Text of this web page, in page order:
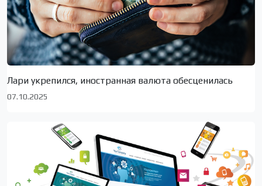
Лари укрепился, иностранная валюта обесценилась
07.10.2025